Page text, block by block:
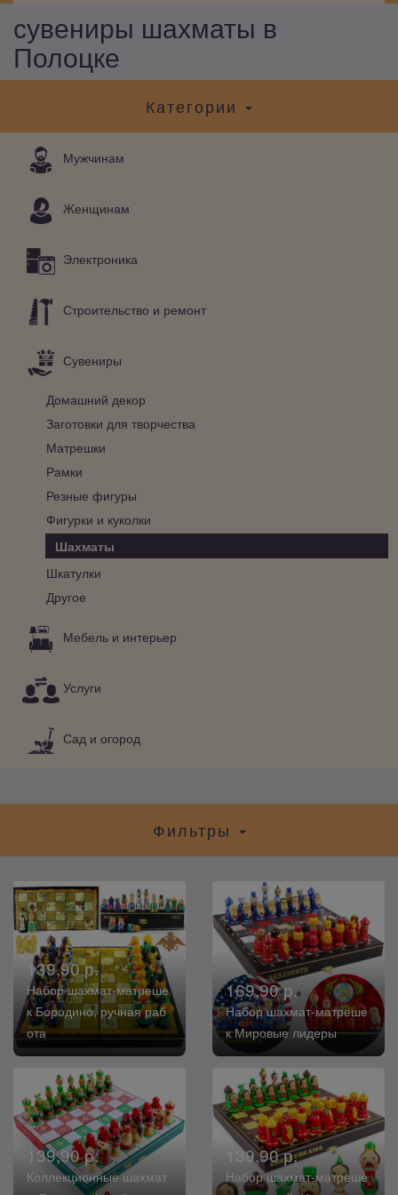
сувениры шахматы в
Полоцке
Категории
Мужчинам
Женщинам
Электроника
Строительство и ремонт
Сувениры
Домашний декор
Заготовки для творчества
Матрешки
Рамки
Резные фигуры
Фигурки и куколки
Шахматы
Шкатулки
Другое
Мебель и интерьер
Услуги
Сад и огород
Фильтры
139,90 р.
Набор шахмат-матреше
к Бородино, ручная раб
ота
169,90 р.
Набор шахмат-матреше
к Мировые лидеры
139,90 р.
Коллекционные шахмат
139,90 р.
Набор шахмат-матреше